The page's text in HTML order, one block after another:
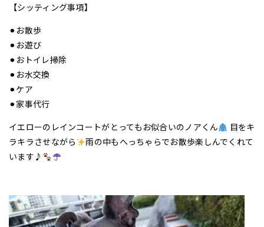
【シッティング事項】
⚫︎お散歩
⚫︎お遊び
⚫︎おトイレ掃除
⚫︎お水交換
⚫︎ケア
⚫︎家事代行
イエローのレインコートがとってもお似合いのノアくん
目をキ
ラキラさせながら
雨の中もへっちゃらでお散歩楽しんでくれて
います♪